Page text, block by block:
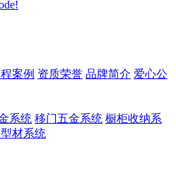
案例 资质荣誉 品牌简介 爱心公
系统 移门五金系统 橱柜收纳系
材系统